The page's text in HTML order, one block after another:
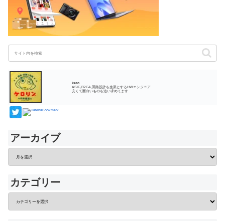
kero
ASIC,FPGA,回路設計を生業とするHWエンジニア
安くて面白いものを追い求めてます
アーカイブ
カテゴリー